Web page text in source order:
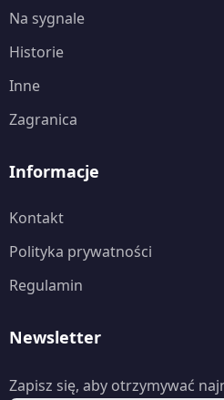
Na sygnale
Historie
Inne
Zagranica
Informacje
Kontakt
Polityka prywatności
Regulamin
Newsletter
Zapisz się, aby otrzymywać